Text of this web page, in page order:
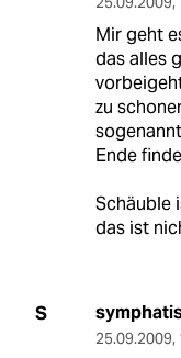
Mir geht
das alles
zu
Ende
Schäuble
das ist
S
25.09.2009,